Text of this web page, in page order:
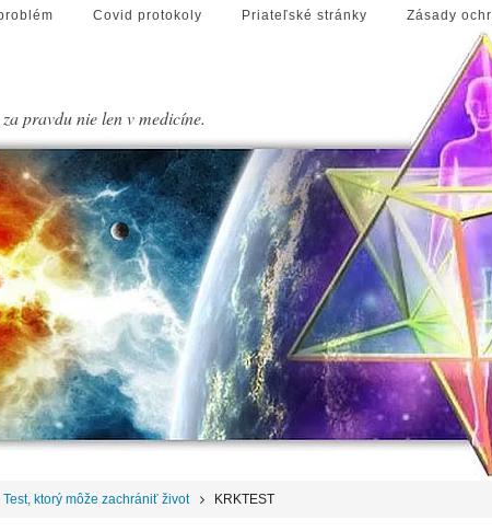
Covid protokoly Priateľské stránky Zásady
pravdu nie len v medicíne.
Test, ktorý môže zachrániť život KRKTEST